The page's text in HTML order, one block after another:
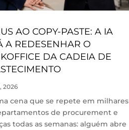
AO COPY-PASTE: A IA
A REDESENHAR O
DA CADEIA DE
2026
cena que se repete em milhares
de procurement e
todas as semanas: alguém abre